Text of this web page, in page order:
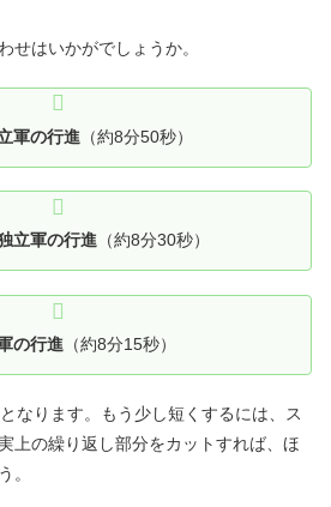
せはいかがでしょうか。
軍の行進 （約8分50秒）
立軍の行進 （約8分30秒）
の行進 （約8分15秒）
なります。もう少し短くするには、ス
上の繰り返し部分をカットすれば、ほ
。